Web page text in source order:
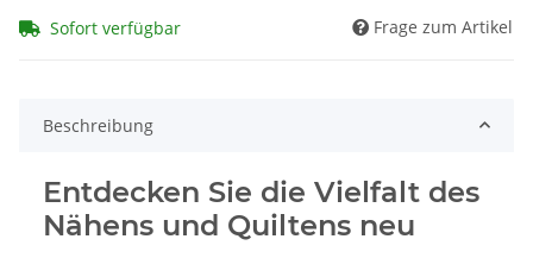
Sofort verfügbar Frage zum Artikel
Beschreibung
Entdecken Sie die Vielfalt des
Nähens und Quiltens neu